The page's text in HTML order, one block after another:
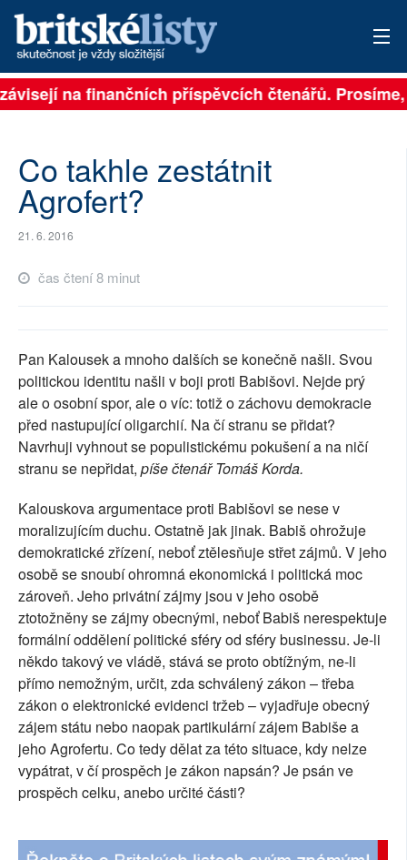
PŘIHLÁSIT
ARCHIV
ROZHOVORY
PŘÍSPĚVKY NA PROVOZ
SOCIÁLNÍ SÍTĚ
RUBRIKY
PLNÁ VERZE STRÁNEK
na finančních příspěvcích čtenářů. Prosíme,
Co takhle zestátnit
Agrofert?
21. 6. 2016
čas čtení 8 minut
Pan Kalousek a mnoho dalších se konečně našli. Svou
politickou identitu našli v boji proti Babišovi. Nejde prý
ale o osobní spor, ale o víc: totiž o záchovu demokracie
před nastupující oligarchií. Na čí stranu se přidat?
Navrhuji vyhnout se populistickému pokušení a na ničí
stranu se nepřidat, píše čtenář Tomáš Korda.
Kalouskova argumentace proti Babišovi se nese v
moralizujícím duchu. Ostatně jak jinak. Babiš ohrožuje
demokratické zřízení, neboť ztělesňuje střet zájmů. V jeho
osobě se snoubí ohromná ekonomická i politická moc
zároveň. Jeho privátní zájmy jsou v jeho osobě
ztotožněny se zájmy obecnými, neboť Babiš nerespektuje
formální oddělení politické sféry od sféry businessu. Je-li
někdo takový ve vládě, stává se proto obtížným, ne-li
přímo nemožným, určit, zda schválený zákon – třeba
zákon o elektronické evidenci tržeb – vyjadřuje obecný
zájem státu nebo naopak partikulární zájem Babiše a
jeho Agrofertu. Co tedy dělat za této situace, kdy nelze
vypátrat, v čí prospěch je zákon napsán? Je psán ve
prospěch celku, anebo určité části?